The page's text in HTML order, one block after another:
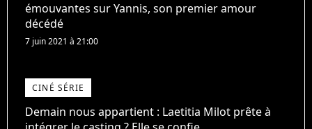
émouvantes sur Yannis, son premier amour
décédé
7 juin 2021 à 21:00
CINÉ SÉRIE
Demain nous appartient : Laetitia Milot prête à